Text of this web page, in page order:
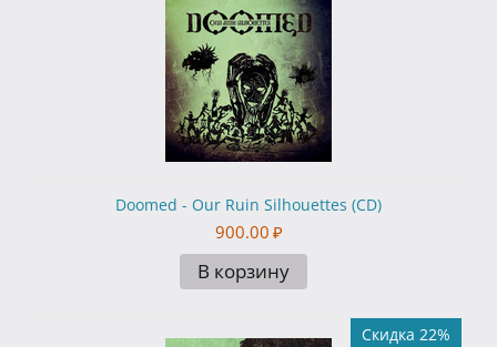
Doomed - Our Ruin Silhouettes (CD)
900.00 ₽
В корзину
Скидка 22%